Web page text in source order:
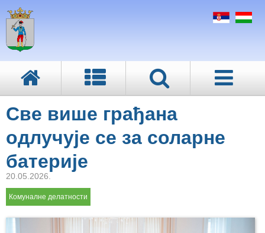
Све више грађана
одлучује се за соларне
батерије
20.05.2026.
Комуналне делатности